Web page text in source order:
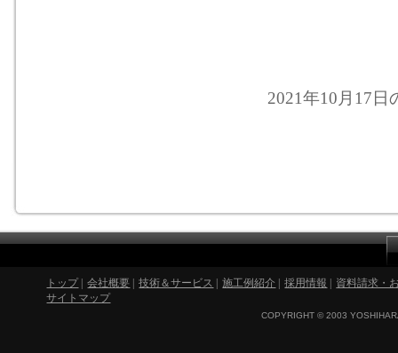
2021年10月17
トップ| 会社概要 技術＆サービス 施工例紹介 採用情報
資料請求・
サイトマップ
COPYRIGHT © 2003